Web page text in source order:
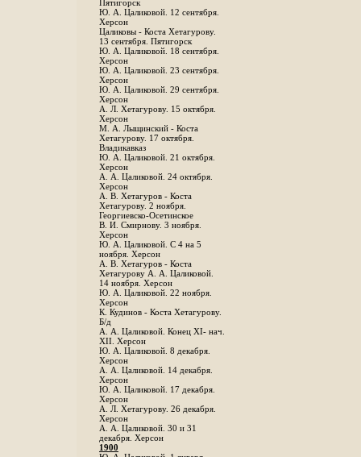
Пятигорск
Ю. А. Цаликовой. 12 сентября.
Херсон
Цаликовы - Коста Хетагурову.
13 сентября. Пятигорск
Ю. А. Цаликовой. 18 сентября.
Херсон
Ю. А. Цаликовой. 23 сентября.
Херсон
Ю. А. Цаликовой. 29 сентября.
Херсон
А. Л. Хетагурову. 15 октября.
Херсон
М. А. Лыщинский - Коста
Хетагурову. 17 октября.
Владикавказ
Ю. А. Цаликовой. 21 октября.
Херсон
А. А. Цаликовой. 24 октября.
Херсон
A. В. Хетагуров - Коста
Хетагурову. 2 ноября.
Георгиевско-Осетинское
B. И. Смирнову. 3 ноября.
Херсон
Ю. А. Цаликовой. С 4 на 5
ноября. Херсон
А. В. Хетагуров - Коста
Хетагурову А. А. Цаликовой.
14 ноября. Херсон
Ю. А. Цаликовой. 22 ноября.
Херсон
К. Кудинов - Коста Хетагурову.
Б/д
А. А. Цаликовой. Конец XI- нач.
XII. Херсон
Ю. А. Цаликовой. 8 декабря.
Херсон
А. А. Цаликовой. 14 декабря.
Херсон
Ю. А. Цаликовой. 17 декабря.
Херсон
А. Л. Хетагурову. 26 декабря.
Херсон
А. А. Цаликовой. 30 и 31
декабря. Херсон
1900